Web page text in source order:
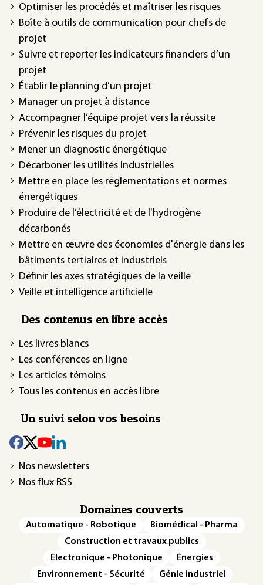
Optimiser les procédés et maîtriser les risques
Boîte à outils de communication pour chefs de
projet
Suivre et reporter les indicateurs financiers d’un
projet
Établir le planning d’un projet
Manager un projet à distance
Accompagner l’équipe projet vers la réussite
Prévenir les risques du projet
Mener un diagnostic énergétique
Décarboner les utilités industrielles
Mettre en place les réglementations et normes
énergétiques
Produire de l’électricité et de l’hydrogène
décarbonés
Mettre en œuvre des économies d'énergie dans les
bâtiments tertiaires et industriels
Définir les axes stratégiques de la veille
Veille et intelligence artificielle
Des contenus en libre accès
Les livres blancs
Les conférences en ligne
Les articles témoins
Tous les contenus en accès libre
Un suivi selon vos besoins
Nos newsletters
Nos flux RSS
Domaines couverts
Automatique - Robotique
Biomédical - Pharma
Construction et travaux publics
Électronique - Photonique
Énergies
Environnement - Sécurité
Génie industriel